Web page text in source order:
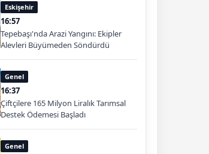
Eskişehir
16:57
Tepebaşı'nda Arazi Yangını: Ekipler
Alevleri Büyümeden Söndürdü
Genel
16:37
Çiftçilere 165 Milyon Liralık Tarımsal
Destek Ödemesi Başladı
Genel